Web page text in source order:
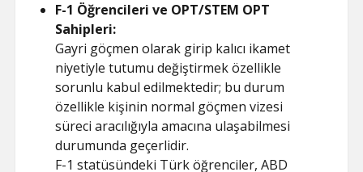
F-1 Öğrencileri ve OPT/STEM OPT
Sahipleri:
Gayri göçmen olarak girip kalıcı ikamet
niyetiyle tutumu değiştirmek özellikle
sorunlu kabul edilmektedir; bu durum
özellikle kişinin normal göçmen vizesi
süreci aracılığıyla amacına ulaşabilmesi
durumunda geçerlidir.
F-1 statüsündeki Türk öğrenciler, ABD